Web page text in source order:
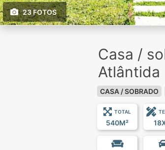
23 FOTOS
Casa /
Atlântida
CASA / SOBRADO
TOTAL
540M²